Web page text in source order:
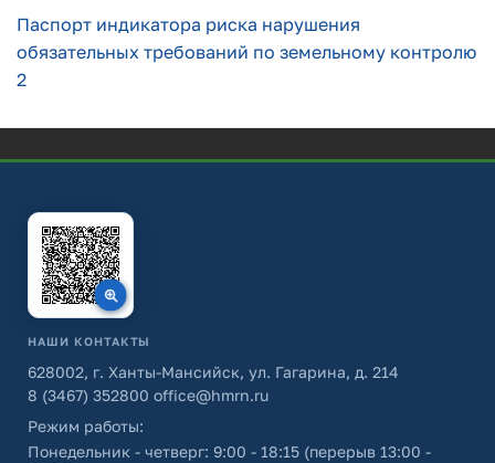
Паспорт индикатора риска нарушения
обязательных требований по земельному контролю
2
НАШИ КОНТАКТЫ
628002, г. Ханты-Мансийск, ул. Гагарина, д. 214
8 (3467) 352800 office@hmrn.ru
Режим работы:
Понедельник - четверг: 9:00 - 18:15 (перерыв 13:00 -